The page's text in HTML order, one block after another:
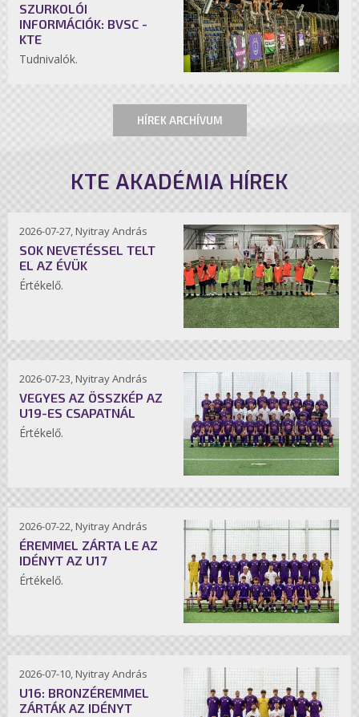
SZURKOLÓI
INFORMÁCIÓK: BVSC -
KTE
Tudnivalók.
HÍREK ARCHÍVUM
KTE AKADÉMIA HÍREK
2026-07-27, Nyitray András
SOK NEVETÉSSEL TELT
EL AZ ÉVÜK
Értékelő.
2026-07-23, Nyitray András
VEGYES AZ ÖSSZKÉP AZ
U19-ES CSAPATNÁL
Értékelő.
2026-07-22, Nyitray András
ÉREMMEL ZÁRTA LE AZ
IDÉNYT AZ U17
Értékelő.
2026-07-10, Nyitray András
U16: BRONZÉREMMEL
ZÁRTÁK AZ IDÉNYT